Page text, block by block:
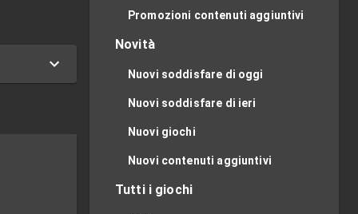
Promozioni contenuti aggiuntivi
Novità
Nuovi soddisfare di oggi
Nuovi soddisfare di ieri
Nuovi giochi
Nuovi contenuti aggiuntivi
Tutti i giochi